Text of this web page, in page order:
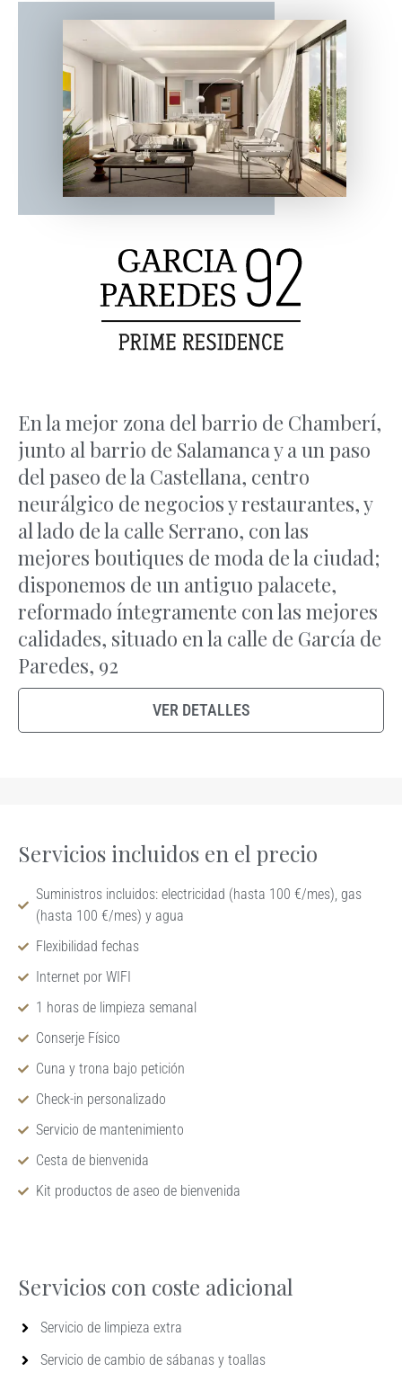
En la mejor zona del barrio de Chamberí,
junto al barrio de Salamanca y a un paso
del paseo de la Castellana, centro
neurálgico de negocios y restaurantes, y
al lado de la calle Serrano, con las
mejores boutiques de moda de la ciudad;
disponemos de un antiguo palacete,
reformado íntegramente con las mejores
calidades, situado en la calle de García de
Paredes, 92
VER DETALLES
Servicios incluidos en el precio
Suministros incluidos: electricidad (hasta 100 €/mes), gas
(hasta 100 €/mes) y agua
Flexibilidad fechas
Internet por WIFI
1 horas de limpieza semanal
Conserje Físico
Cuna y trona bajo petición
Check-in personalizado
Servicio de mantenimiento
Cesta de bienvenida
Kit productos de aseo de bienvenida
Servicios con coste adicional
Servicio de limpieza extra
Servicio de cambio de sábanas y toallas